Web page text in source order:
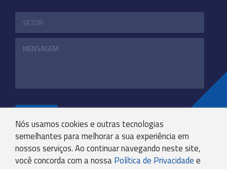
Nós usamos cookies e outras tecnologias
semelhantes para melhorar a sua experiência em
nossos serviços. Ao continuar navegando neste site,
você concorda com a nossa Política de Privacidade e
+55 31 3244-4800